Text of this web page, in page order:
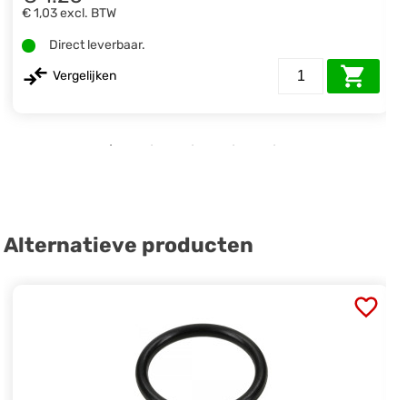
€ 1,03excl. BTW
Direct leverbaar.
Vergelijken
Alternatieve producten